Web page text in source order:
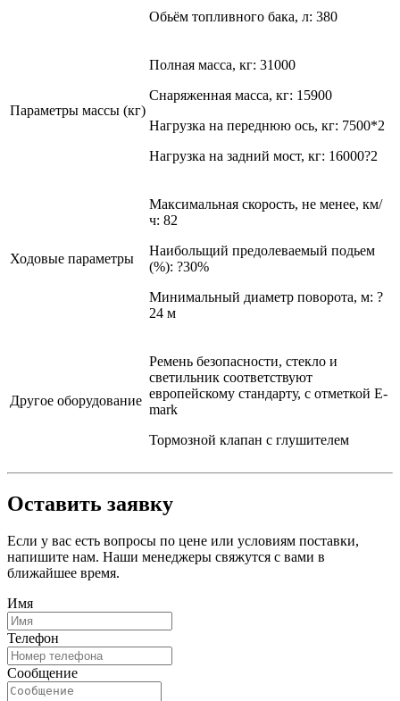
Обьём топливного бака, л: 380
Параметры массы (кг)
Полная масса, кг: 31000
Снаряженная масса, кг: 15900
Нагрузка на переднюю ось, кг: 7500*2
Нагрузка на задний мост, кг: 16000?2
Ходовые параметры
Максимальная скорость, не менее, км/
ч: 82
Наибольщий предолеваемый подьем
(%): ?30%
Минимальный диаметр поворота, м: ?
24 м
Другое оборудование
Ремень безопасности, стекло и
светильник соответствуют
европейскому стандарту, с отметкой E-
mark
Тормозной клапан с глушителем
Оставить заявку
Если у вас есть вопросы по цене или условиям поставки,
напишите нам. Наши менеджеры свяжутся с вами в
ближайшее время.
Имя
Телефон
Сообщение